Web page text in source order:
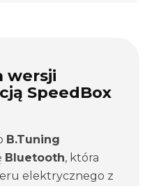
wersji
SpeedBox
B.Tuning
Bluetooth, która
elektrycznego z